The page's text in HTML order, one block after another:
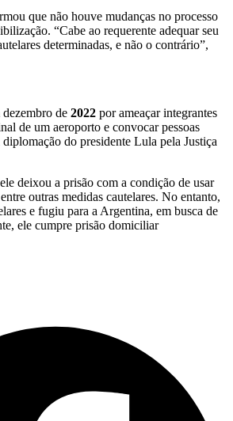
que não houve mudanças no processo
. “Cabe ao requerente adequar seu
determinadas, e não o contrário”,
dezembro de 2022 por ameaçar integrantes
de um aeroporto e convocar pessoas
do presidente Lula pela Justiça
ele deixou a prisão com a condição de usar
outras medidas cautelares. No entanto,
e fugiu para a Argentina, em busca de
ele cumpre prisão domiciliar